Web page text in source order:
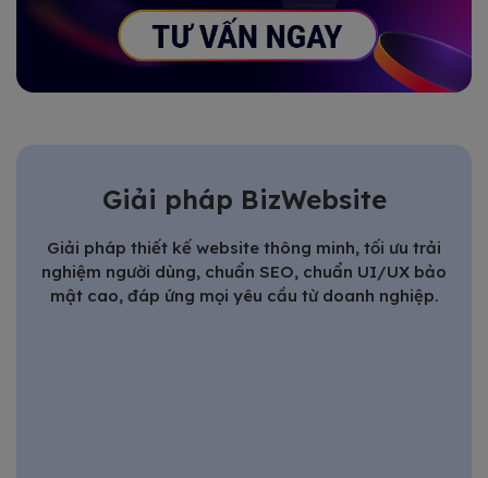
Giải pháp BizWebsite
Giải pháp thiết kế website thông minh, tối ưu trải
nghiệm người dùng, chuẩn SEO, chuẩn UI/UX bảo
mật cao, đáp ứng mọi yêu cầu từ doanh nghiệp.